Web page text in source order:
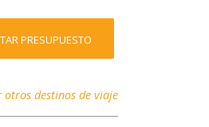
PRESUPUESTO
destinos de viaje